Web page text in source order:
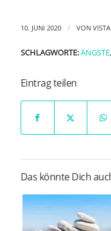
10. JUNI 2020 / VON
SCHLAGWORTE: ÄNGSTE,
Eintrag teilen
Das könnte Dich